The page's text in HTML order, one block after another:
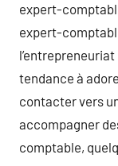
expert-
expert-
tendance à
contacter vers
accompagner
comptable,